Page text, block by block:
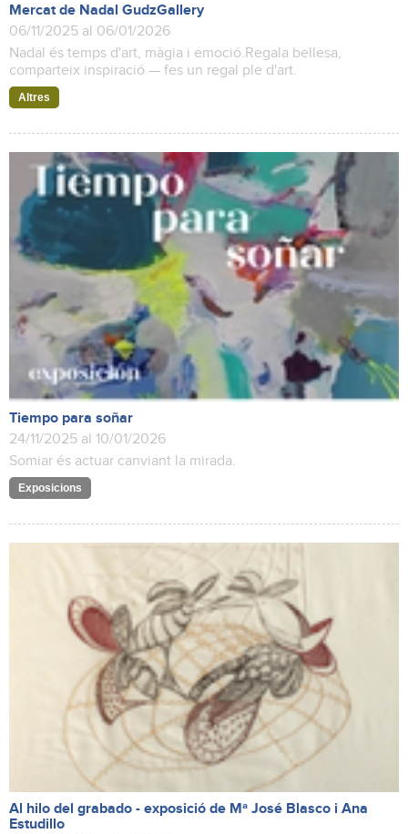
Mercat de Nadal GudzGallery
06/11/2025 al 06/01/2026
Nadal és temps d'art, màgia i emoció.Regala bellesa,
comparteix inspiració — fes un regal ple d'art.
Altres
Tiempo para soñar
24/11/2025 al 10/01/2026
Somiar és actuar canviant la mirada.
Exposicions
Al hilo del grabado - exposició de Mª José Blasco i Ana
Estudillo